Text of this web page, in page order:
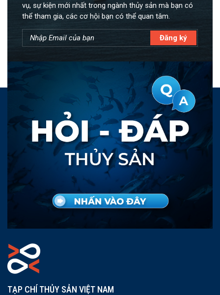
vụ, sự kiện mới nhất trong ngành thủy sản mà bạn có
thể tham gia, các cơ hội bạn có thể quan tâm.
TẠP CHÍ THỦY SẢN VIỆT NAM